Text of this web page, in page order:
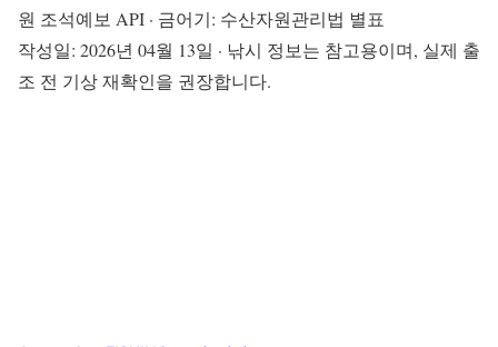
원 조석예보 API · 금어기: 수산자원관리법 별표
작성일: 2026년 04월 13일 · 낚시 정보는 참고용이며, 실제 출
조 전 기상 재확인을 권장합니다.